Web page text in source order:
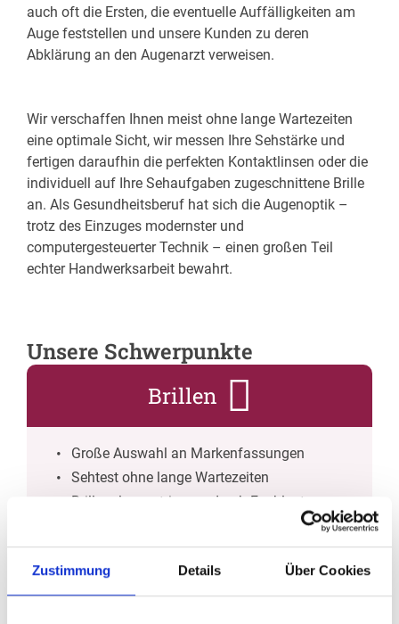
Zustimmung Details Über Cookies
auch oft die Ersten, die eventuelle Auffälligkeiten am
Auge feststellen und unsere Kunden zu deren
Abklärung an den Augenarzt verweisen.
Wir verschaffen Ihnen meist ohne lange Wartezeiten
eine optimale Sicht, wir messen Ihre Sehstärke und
fertigen daraufhin die perfekten Kontaktlinsen oder die
individuell auf Ihre Sehaufgaben zugeschnittene Brille
an. Als Gesundheitsberuf hat sich die Augenoptik –
trotz des Einzuges modernster und
computergesteuerter Technik – einen großen Teil
echter Handwerksarbeit bewahrt.
Unsere Schwerpunkte
Brillen
Große Auswahl an Markenfassungen
Sehtest ohne lange Wartezeiten
Brillenglaszentrierung durch Fachleute